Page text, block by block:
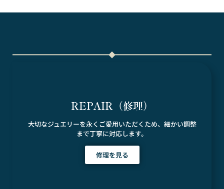
REPAIR（修理）
大切なジュエリーを永くご愛用いただくため、細かい調整
まで丁寧に対応します。
修理を見る